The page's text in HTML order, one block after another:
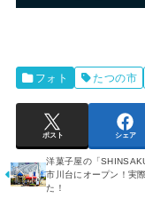
フォト たつの市
ポスト シェア
洋菓子屋の「
市川台にオープン！実
た！